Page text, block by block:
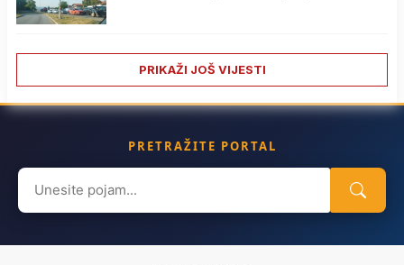
PRIKAŽI JOŠ VIJESTI
PRETRAŽITE PORTAL
Search
for: